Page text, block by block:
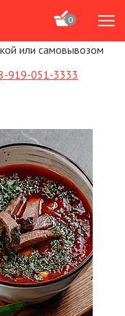
0
или самовывозом
919-051-3333